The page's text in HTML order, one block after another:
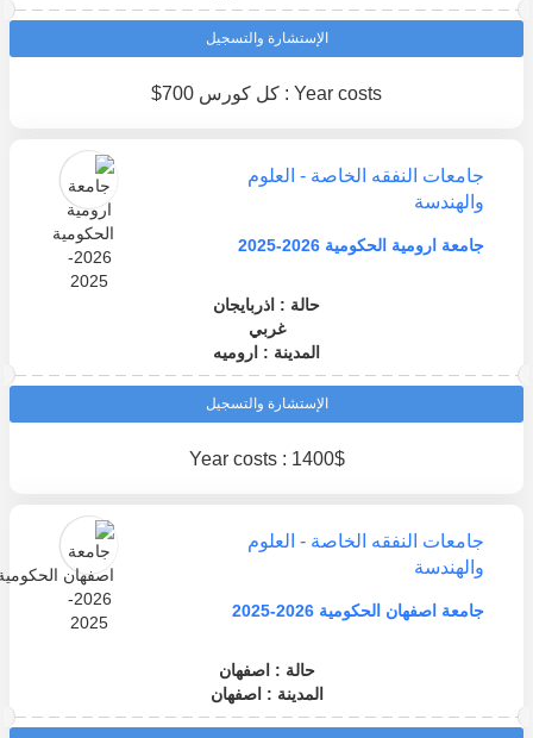
الإستشارة والتسجيل
Year costs : كل كورس 700$
جامعات النفقه الخاصة - العلوم
والهندسة
جامعة ارومية الحكومية 2026-2025
حالة : اذربايجان
غربي
المدينة : اروميه
الإستشارة والتسجيل
Year costs : 1400$
جامعات النفقه الخاصة - العلوم
والهندسة
جامعة اصفهان الحكومية 2026-2025
حالة : اصفهان
المدينة : اصفهان